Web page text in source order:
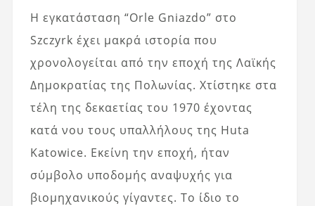
Η εγκατάσταση “Orle Gniazdo” στο
Szczyrk έχει μακρά ιστορία που
χρονολογείται από την εποχή της Λαϊκής
Δημοκρατίας της Πολωνίας. Χτίστηκε στα
τέλη της δεκαετίας του 1970 έχοντας
κατά νου τους υπαλλήλους της Huta
Katowice. Εκείνη την εποχή, ήταν
σύμβολο υποδομής αναψυχής για
βιομηχανικούς γίγαντες. Το ίδιο το